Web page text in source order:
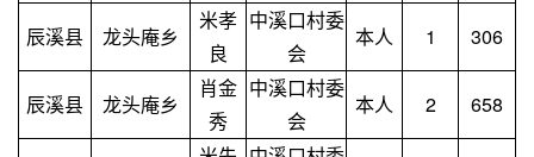
辰溪县 龙头庵乡
米孝
良
中溪口村委
会
本人 1 306
辰溪县 龙头庵乡
肖金
秀
中溪口村委
会
本人 2 658